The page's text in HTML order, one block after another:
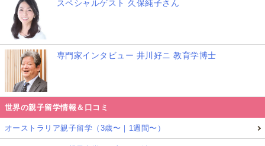
スペシャルゲスト 久保純子さん
専門家インタビュー 井川好ニ 教育学博士
世界の親子留学情報＆口コミ
オーストラリア親子留学（3歳〜｜1週間〜）